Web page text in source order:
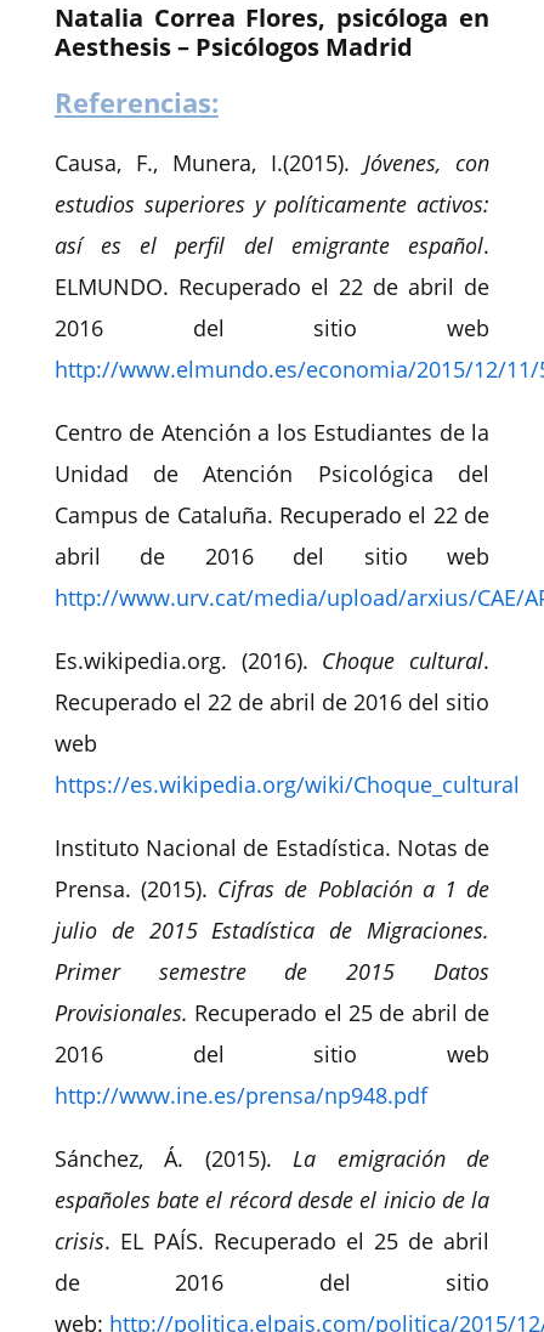
Natalia Correa Flores, psicóloga en
Aesthesis – Psicólogos Madrid
Referencias:
Causa, F., Munera, I.(2015).Jóvenes, con
estudios superiores y políticamente activos:
así es el perfil del emigrante español.
ELMUNDO. Recuperado el 22 de abril de
2016 del sitio web
http://www.elmundo.es/economia/2015/12/11/
Centro de Atención a los Estudiantes de la
Unidad de Atención Psicológica del
Campus de Cataluña. Recuperado el 22 de
abril de 2016 del sitio web
http://www.urv.cat/media/upload/arxius/CAE/
Es.wikipedia.org. (2016). Choque cultural.
Recuperado el 22 de abril de 2016 del sitio
web
https://es.wikipedia.org/wiki/Choque_cultural
Instituto Nacional de Estadística. Notas de
Prensa. (2015). Cifras de Población a 1 de
julio de 2015 Estadística de Migraciones.
Primer semestre de 2015 Datos
Provisionales. Recuperado el 25 de abril de
2016 del sitio web
http://www.ine.es/prensa/np948.pdf
Sánchez, Á. (2015).La emigración de
españoles bate el récord desde el inicio de la
crisis. EL PAÍS. Recuperado el 25 de abril
de 2016 del sitio
web: http://politica.elpais.com/politica/2015/